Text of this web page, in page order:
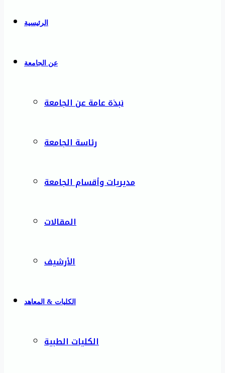
الرئيسية
عن الجامعة
نبذة عامة عن الجامعة
رئاسة الجامعة
مديريات وأقسام الجامعة
المقالات
الأرشيف
الكليات & المعاهد
الكليات الطبية